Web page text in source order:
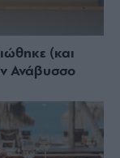
(και
Ανάβυσσο